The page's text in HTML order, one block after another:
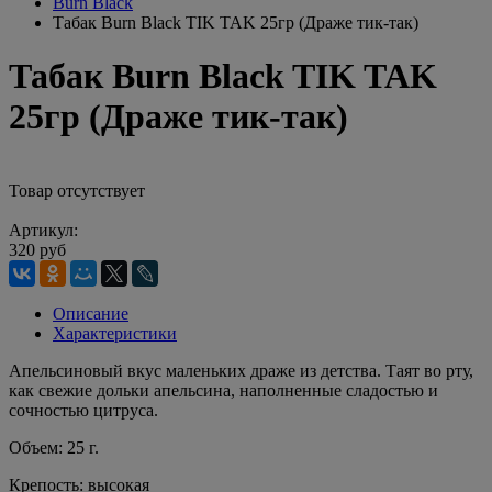
Табак Burn Black TIK TAK 25гр (Драже тик-так)
Табак Burn Black TIK TAK
25гр (Драже тик-так)
Товар отсутствует
Артикул:
320 руб
Описание
Характеристики
Апельсиновый вкус маленьких драже из детства. Таят во рту,
как свежие дольки апельсина, наполненные сладостью и
сочностью цитруса.
Объем: 25 г.
Крепость: высокая